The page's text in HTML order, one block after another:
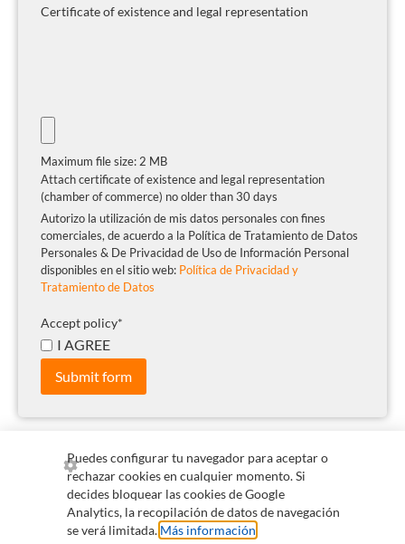
Certificate of existence and legal representation
Maximum file size: 2 MB
Attach certificate of existence and legal representation
(chamber of commerce) no older than 30 days
Autorizo la utilización de mis datos personales con fines
comerciales, de acuerdo a la Política de Tratamiento de Datos
Personales & De Privacidad de Uso de Información Personal
disponibles en el sitio web: Política de Privacidad y
Tratamiento de Datos
Accept policy*
I AGREE
Submit form
+57 300 255 0265
comercial@qvision.us
servicioalcliente@qvision.us
Information for collaborators
Puedes configurar tu navegador para aceptar o
rechazar cookies en cualquier momento. Si
decides bloquear las cookies de Google
Analytics, la recopilación de datos de navegación
se verá limitada. Más información